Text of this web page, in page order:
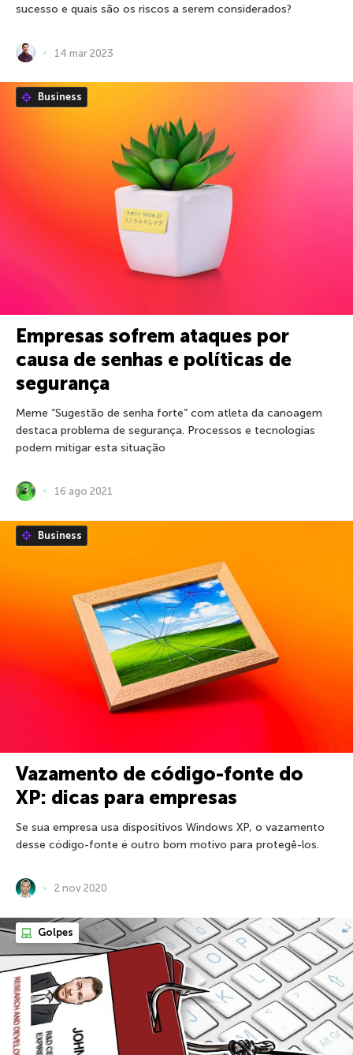
sucesso e quais são os riscos a serem considerados?
14 mar 2023
Business
Empresas sofrem ataques por
causa de senhas e políticas de
segurança
Meme “Sugestão de senha forte” com atleta da canoagem
destaca problema de segurança. Processos e tecnologias
podem mitigar esta situação
16 ago 2021
Business
Vazamento de código-fonte do
XP: dicas para empresas
Se sua empresa usa dispositivos Windows XP, o vazamento
desse código-fonte é outro bom motivo para protegê-los.
2 nov 2020
Golpes